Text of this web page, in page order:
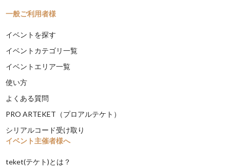
一般ご利用者様
イベントを探す
イベントカテゴリ一覧
イベントエリア一覧
使い方
よくある質問
PRO ARTEKET（プロアルテケト）
シリアルコード受け取り
イベント主催者様へ
teket(テケト)とは？